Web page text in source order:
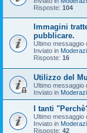
Risposte: 104
Immagini
pubblicare.
Ultimo messaggio
Inviato in
Risposte: 16
Utilizzo del
Ultimo messaggio
Inviato in
I tanti
Ultimo messaggio
Inviato in
Risposte: 42